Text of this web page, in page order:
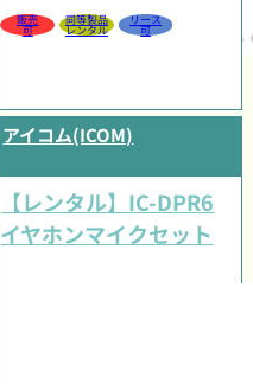
販売
可
同等製品
レンタル
リース
可
アイコム(ICOM)
【レンタル】IC-DPR6
イヤホンマイクセット